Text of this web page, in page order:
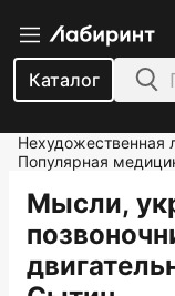
Каталог
Нехудожественная
Популярная
Мысли,